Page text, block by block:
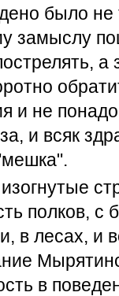
было не
замыслу
и не
и всяк
полков, с
в лесах, и
в